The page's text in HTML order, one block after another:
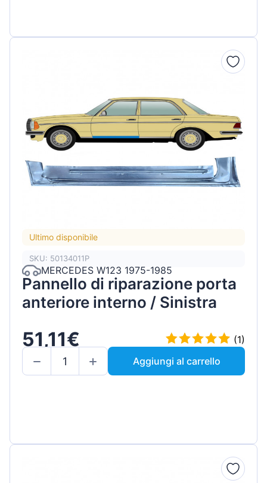
Ultimo disponibile
SKU: 50134011P
MERCEDES W123 1975-1985
Pannello di riparazione porta
anteriore interno / Sinistra
51,11€
(1)
Aggiungi al carrello